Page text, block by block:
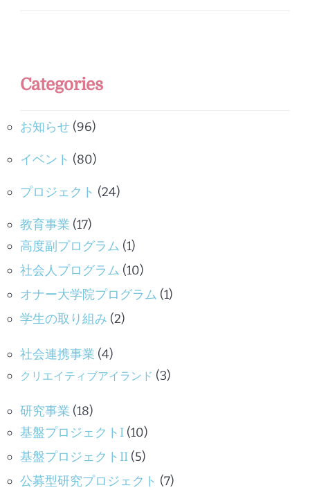
Categories
お知らせ (96)
イベント (80)
プロジェクト (24)
教育事業 (17)
高度副プログラム (1)
社会人プログラム (10)
オナー大学院プログラム (1)
学生の取り組み (2)
社会連携事業 (4)
クリエイティブアイランド (3)
研究事業 (18)
基盤プロジェクトI (10)
基盤プロジェクトII (5)
公募型研究プロジェクト (7)